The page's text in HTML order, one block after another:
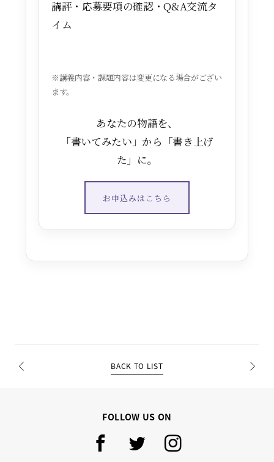
講評・応募要項の確認・Q&A交流タ
イム
※講義内容・課題内容は変更になる場合がござい
ます。
あなたの物語を、
「書いてみたい」から「書き上げ
た」に。
お申込みはこちら
BACK TO LIST
FOLLOW US ON